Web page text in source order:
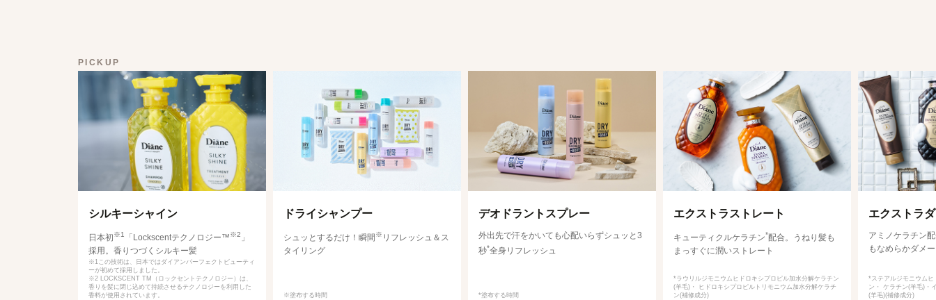
PICKUP
シルキーシャイン
日本初※1 「Lockscentテクノロジー™※2 」
採用。香りつづくシルキー髪
※1この技術は、日本ではダイアンパーフェクトビューティ
ーが初めて採用しました。
※2 LOCKSCENT TM（ロックセントテクノロジー）は、
香りを髪に閉じ込めて持続させるテクノロジーを利用した
香料が使用されています。
ドライシャンプー
シュッとするだけ！瞬間 ※ リフレッシュ＆ス
タイリング
※塗布する時間
デオドラントスプレー
外出先で汗をかいても心配いらずシュッと3
秒*全身リフレッシュ
*塗布する時間
エクストラストレート
キューティクルケラチン*配合。うねり髪も
まっすぐに潤いストレート
*ラウリルジモニウムヒドロキシプロピル加水分解ケラチン
(羊毛)・ ヒドロキシプロピルトリモニウム加水分解ケラチ
ン(補修成分)
エクストラ
アミノケラチン
もなめらかダメ
*ステアルジモニウム
ン・ ケラチン(羊毛)・
(羊毛)(補修成分)